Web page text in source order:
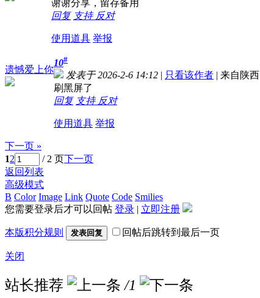
谢谢分享，留存备用
回复 支持 反对
使用道具 举报
遗憾爱上你
10#
发表于 2026-2-6 14:12 | 只看该作者 | 来自陕西
刷黑屏了
回复 支持 反对
使用道具 举报
下一页 »
12 / 2 页下一页
返回列表
高级模式
B Color Image Link Quote Code Smilies
您需要登录后才可以回帖 登录 | 立即注册
本版积分规则 发表回复 回帖后跳转到最后一页
关闭
站长推荐 /1